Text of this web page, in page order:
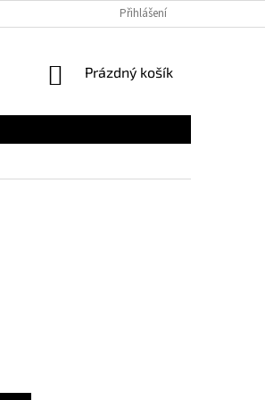
Přihlášení
NÁKUPNÍ
Prázdný košík